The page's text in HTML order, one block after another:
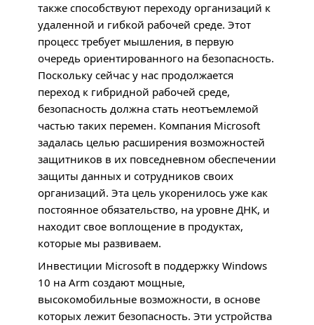
также способствуют переходу организаций к
удаленной и гибкой рабочей среде. Этот
процесс требует мышления, в первую
очередь ориентированного на безопасность.
Поскольку сейчас у нас продолжается
переход к гибридной рабочей среде,
безопасность должна стать неотъемлемой
частью таких перемен. Компания Microsoft
задалась целью расширения возможностей
защитников в их повседневном обеспечении
защиты данных и сотрудников своих
организаций. Эта цель укоренилось уже как
постоянное обязательство, на уровне ДНК, и
находит свое воплощение в продуктах,
которые мы развиваем.
Инвестиции Microsoft в поддержку Windows
10 на Arm создают мощные,
высокомобильные возможности, в основе
которых лежит безопасность. Эти устройства